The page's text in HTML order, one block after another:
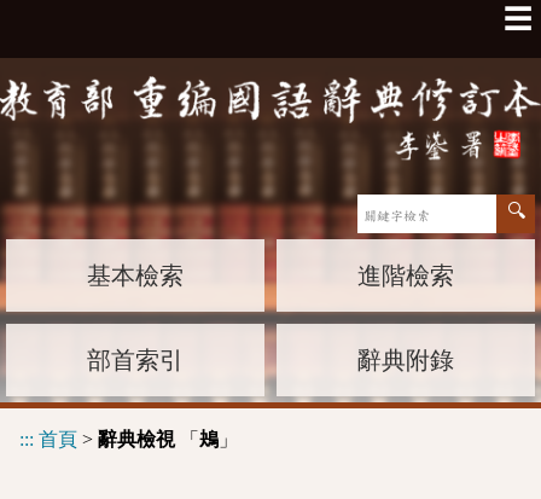
☰
基本檢索 進階檢索
部首索引 辭典附錄
::: 首頁 > 辭典檢視「 鴂 」